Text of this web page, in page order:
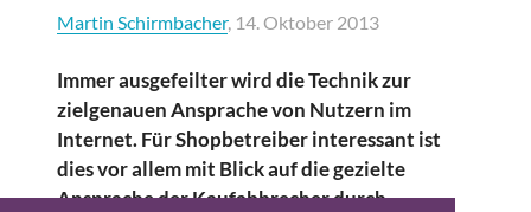
Martin Schirmbacher, 14. Oktober 2013
Immer ausgefeilter wird die Technik zur
zielgenauen Ansprache von Nutzern im
Internet. Für Shopbetreiber interessant ist
dies vor allem mit Blick auf die gezielte
Ansprache der Kaufabbrecher durch